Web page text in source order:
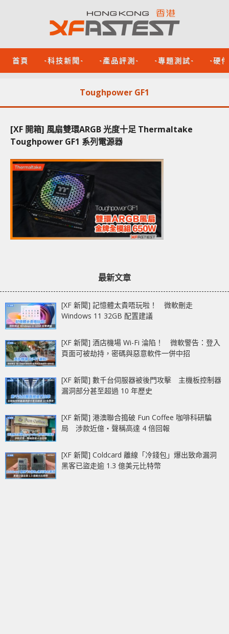
首頁 -科技新聞- -產品評測- -專題測試- -硬
Toughpower GF1
[XF 開箱] 風扇雙環ARGB 光度十足 Thermaltake
Toughpower GF1 系列電源器
最新文章
[XF 新聞] 記憶體太貴唔玩啦！ 微軟刪走
Windows 11 32GB 配置建議
[XF 新聞] 酒店機場 Wi-Fi 淪陷！ 微軟警告：登入
頁面可被劫持，密碼與惡意軟件一併中招
[XF 新聞] 數千台伺服器被後門攻擊 主機板控制器
漏洞部分甚至超過 10 年歷史
[XF 新聞] 港澳聯合搗破 Fun Coffee 咖啡科研騙
局 涉款近億‧聲稱高達 4 倍回報
[XF 新聞] Coldcard 離線「冷錢包」爆出致命漏洞
黑客已盜走逾 1.3 億美元比特幣